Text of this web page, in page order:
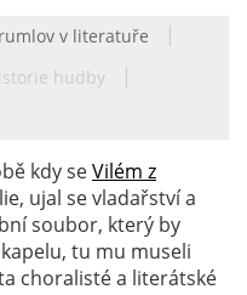
v literatuře |
hudby |
kdy seVilém z
ujal se vladařství a
soubor, který by
tu mu museli
choralisté a literátské